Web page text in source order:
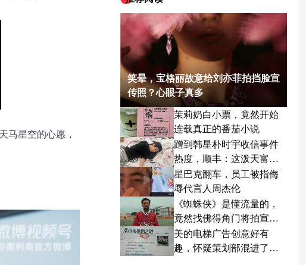
马星空的心愿，
笑晕，宝格丽故意给刘亦菲拍挡脸宣
传照？心眼子真多
茉莉奶白小票，竟然开始
连载真正的番茄小说
蹭到韩星朴时宇收信事件
热度，顺丰：这泼天富贵
终于轮到我了
星巴克翻车，员工被指侮
辱代言人周杰伦
《蜘蛛侠》是懂流量的，
竟然找佛得角门将拍宣传
片
美的电梯广告创意好有
趣，怀疑策划部混进了天